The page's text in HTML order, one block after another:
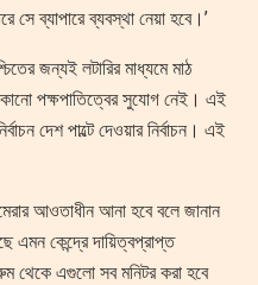
ব্যাপারে ব্যবস্থা নেয়া হবে।’
জন্যই লটারির মাধ্যমে মাঠ
পক্ষপাতিত্বের সুযোগ নেই। এই
দেশ পাল্টে দেওয়ার নির্বাচন। এই
আওতাধীন আনা হবে বলে জানান
কেন্দ্রে দায়িত্বপ্রাপ্ত
থেকে এগুলো সব মনিটর করা হবে